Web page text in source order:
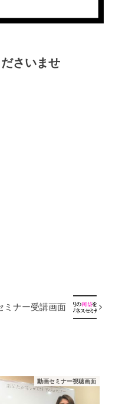
さいませ
ミナー受講画面
動画セミナー視聴画面